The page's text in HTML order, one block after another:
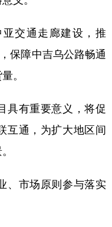
交通走廊建设，推
保障中吉乌公路畅通
。
有重要意义，将促
互通，为扩大地区间
市场原则参与落实